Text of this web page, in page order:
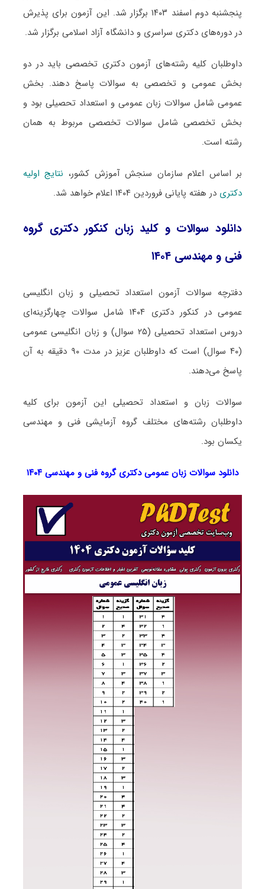
پنجشنبه دوم اسفند ۱۴۰۳ برگزار شد. این آزمون برای پذیرش
در دوره‌های دکتری سراسری و دانشگاه آزاد اسلامی برگزار شد.
داوطلبان کلیه رشته‌های آزمون دکتری تخصصی باید در دو
بخش عمومی و تخصصی به سوالات پاسخ دهند. بخش
عمومی شامل سوالات زبان عمومی و استعداد تحصیلی بود و
بخش تخصصی شامل سوالات تخصصی مربوط به همان
رشته است.
بر اساس اعلام سازمان سنجش آموزش کشور، نتایج اولیه
دکتری در هفته پایانی فروردین ۱۴۰۴ اعلام خواهد شد.
دانلود سوالات و کلید زبان کنکور دکتری گروه
فنی و مهندسی ۱۴۰۴
دفترچه سوالات آزمون استعداد تحصیلی و زبان انگلیسی
عمومی در کنکور دکتری ۱۴۰۴ شامل سوالات چهارگزینه‌ای
دروس استعداد تحصیلی (۲۵ سوال) و زبان انگلیسی عمومی
(۴۰ سوال) است که داوطلبان عزیز در مدت ۹۰ دقیقه به آن
پاسخ می‌دهند.
سوالات زبان و استعداد تحصیلی این آزمون برای کلیه
داوطلبان رشته‌های مختلف گروه آزمایشی فنی و مهندسی
یکسان بود.
دانلود سوالات زبان عمومی دکتری گروه فنی و مهندسی ۱۴۰۴